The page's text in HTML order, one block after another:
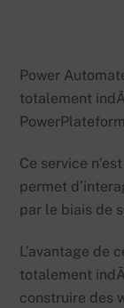
Power
totalement
Ce service
permet
par le biais de
L’avantage de
totalement
construire des